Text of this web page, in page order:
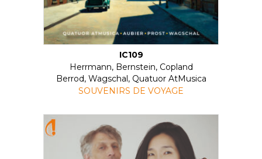
IC109
Herrmann, Bernstein, Copland
Berrod, Wagschal, Quatuor AtMusica
SOUVENIRS DE VOYAGE